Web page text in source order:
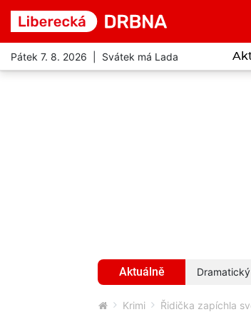
Pátek 7. 8. 2026 | Svátek má Lada
Aktuálně
Krimi Řidička zapíchla